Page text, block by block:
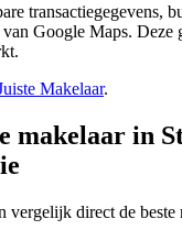
transactiegegevens,
Google Maps. Deze
Makelaar.
makelaar in
vergelijk direct de beste